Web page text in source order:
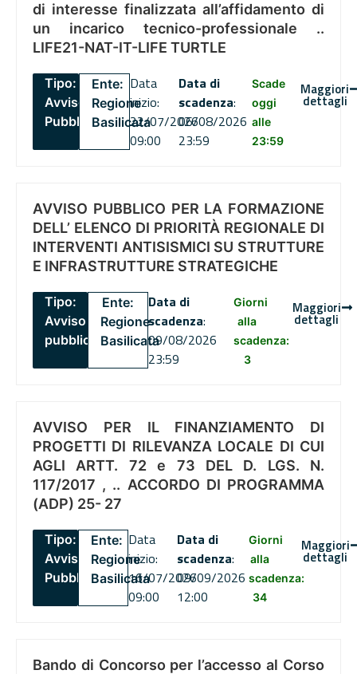
di interesse finalizzata all’affidamento di
un incarico tecnico-professionale ..
LIFE21-NAT-IT-LIFE TURTLE
Tipo:
Avviso
Pubblico
Ente:
Regione
Basilicata
Data
inizio:
22/07/2026
09:00
Data di
scadenza:
06/08/2026
23:59
Scade
oggi
alle
23:59
Maggiori
dettagli
AVVISO PUBBLICO PER LA FORMAZIONE
DELL’ ELENCO DI PRIORITÀ REGIONALE DI
INTERVENTI ANTISISMICI SU STRUTTURE
E INFRASTRUTTURE STRATEGICHE
Tipo:
Avviso
pubblico
Ente:
Regione
Basilicata
Data di
scadenza:
09/08/2026
23:59
Giorni
alla
scadenza:
3
Maggiori
dettagli
AVVISO PER IL FINANZIAMENTO DI
PROGETTI DI RILEVANZA LOCALE DI CUI
AGLI ARTT. 72 e 73 DEL D. LGS. N.
117/2017 , .. ACCORDO DI PROGRAMMA
(ADP) 25- 27
Tipo:
Avviso
Pubblico
Ente:
Regione
Basilicata
Data
inizio:
16/07/2026
09:00
Data di
scadenza:
09/09/2026
12:00
Giorni
alla
scadenza:
34
Maggiori
dettagli
Bando di Concorso per l’accesso al Corso